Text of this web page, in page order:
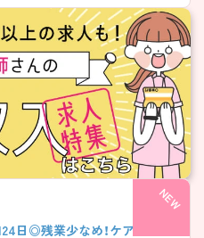
日◎残業少なめ！ケアミック